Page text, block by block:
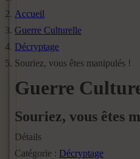
Accueil
Guerre Culturelle
Décryptage
Souriez, vous êtes manipulés !
Guerre
Souriez, vous êtes
Détails
Catégorie : Décryptage